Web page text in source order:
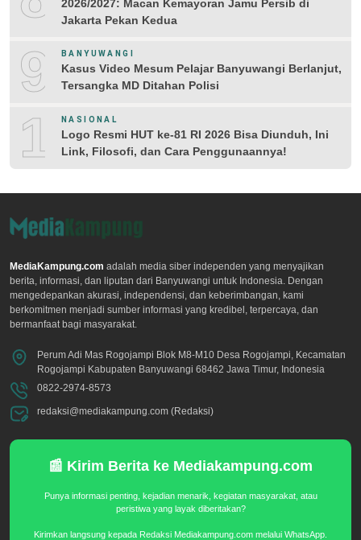
2026/2027: Macan Kemayoran Jamu Persib di
Jakarta Pekan Kedua
9 BANYUWANGI
Kasus Video Mesum Pelajar Banyuwangi Berlanjut,
Tersangka MD Ditahan Polisi
10NASIONAL
Logo Resmi HUT ke-81 RI 2026 Bisa Diunduh, Ini
Link, Filosofi, dan Cara Penggunaannya!
MediaKampung.com adalah media siber independen yang menyajikan
berita, informasi, dan liputan dari Banyuwangi untuk Indonesia. Dengan
mengedepankan akurasi, independensi, dan keberimbangan, kami
berkomitmen menjadi sumber informasi yang kredibel, terpercaya, dan
bermanfaat bagi masyarakat.
Perum Adi Mas Rogojampi Blok M8-M10 Desa Rogojampi, Kecamatan
Rogojampi Kabupaten Banyuwangi 68462 Jawa Timur, Indonesia
0822-2974-8573
redaksi@mediakampung.com (Redaksi)
📰 Kirim Berita ke Mediakampung.com
Punya informasi penting, kejadian menarik, kegiatan masyarakat, atau
peristiwa yang layak diberitakan?
Kirimkan langsung kepada Redaksi Mediakampung.com melalui WhatsApp.